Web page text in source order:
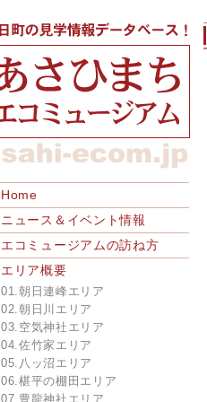
Home
ニュース＆イベント情報
エコミュージアムの訪ね方
エリア概要
01.朝日連峰エリア
02.朝日川エリア
03.空気神社エリア
04.佐竹家エリア
05.八ッ沼エリア
06.椹平の棚田エリア
07.豊龍神社エリア